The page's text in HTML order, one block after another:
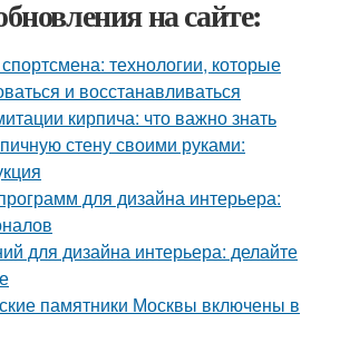
на сайте:
технологии, которые
и восстанавливаться
кирпича: что важно знать
стену своими руками:
для дизайна интерьера:
для дизайна интерьера: делайте
памятники Москвы включены в